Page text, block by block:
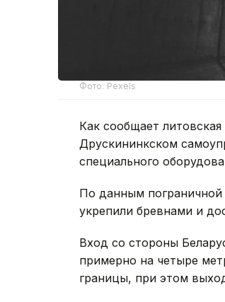
Фото: Pexels
Как сообщает
Друскининкском
специального
По данным пограничной
укрепили бревнами и
Вход со стороны
примерно на четыре
границы, при этом